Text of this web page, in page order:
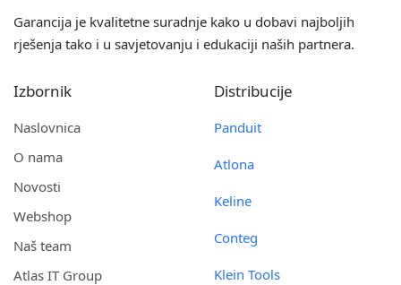
Garancija je kvalitetne suradnje kako u dobavi najboljih
rješenja tako i u savjetovanju i edukaciji naših partnera.
Izbornik
Naslovnica
O nama
Novosti
Webshop
Naš team
Atlas IT Group
Distribucije
Panduit
Atlona
Keline
Conteg
Klein Tools